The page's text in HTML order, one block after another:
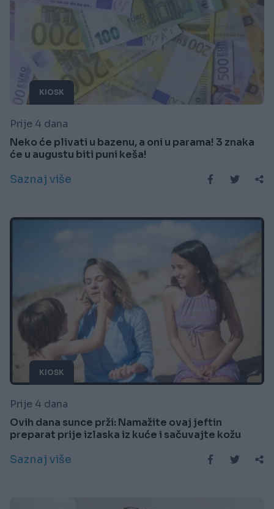
KIOSK
Prije 4 dana
Neko će plivati u bazenu, a oni u parama! 3 znaka
će u augustu biti puni keša!
Saznaj više
KIOSK
Prije 4 dana
Ovih dana sunce prži: Namažite ovaj jeftin
preparat prije izlaska iz kuće i sačuvajte kožu
Saznaj više